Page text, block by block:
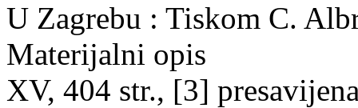
U Zagrebu : Tiskom C.
Materijalni opis
XV, 404 str., [3]